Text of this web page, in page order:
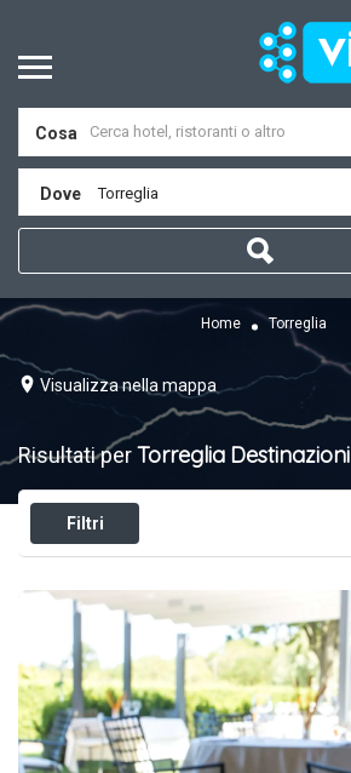
Cosa
Dove Torreglia
Home Torreglia
Visualizza nella mappa
Risultati perTorreglia Destinazioni
Filtri